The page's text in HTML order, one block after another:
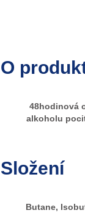
O
48hodinová
alkoholu
Složení
Butane,